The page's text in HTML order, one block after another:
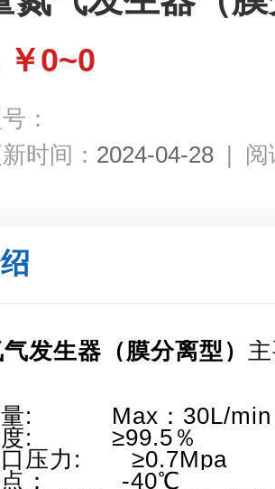
￥0~0
：
时间： 2024-04-28 | 阅
发生器（膜分离型）
量: Max：30L/min
度: ≥99.5％
口压力: ≥0.7Mpa
点： -40℃